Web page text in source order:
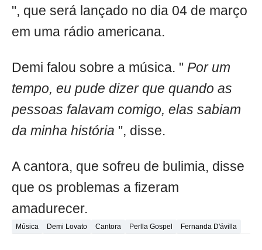
", que será lançado no dia 04 de março
em uma rádio americana.
Demi falou sobre a música. " Por um
tempo, eu pude dizer que quando as
pessoas falavam comigo, elas sabiam
da minha história ", disse.
A cantora, que sofreu de bulimia, disse
que os problemas a fizeram
amadurecer.
Música Demi Lovato Cantora Perlla Gospel Fernanda D'ávilla